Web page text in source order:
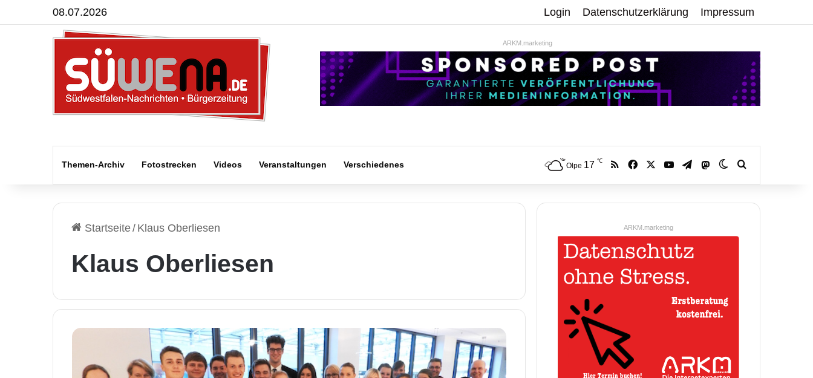
08.07.2026 Login Datenschutzerklärung Impressum
ARKM.marketing
Themen-Archiv Fotostrecken Videos Veranstaltungen Verschiedenes Olpe 17 ℃ RSS Facebook YouTubeTelegramMastodonSkin umschalten
Startseite/ Klaus Oberliesen
Klaus Oberliesen
ARKM.marketing